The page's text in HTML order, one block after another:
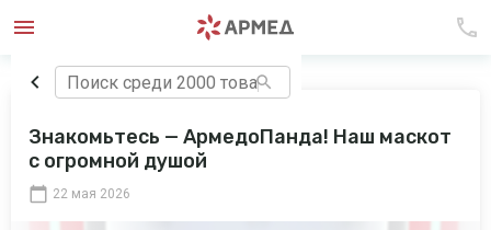
Знакомьтесь — АрмедоПанда! Наш маскот
с огромной душой
22 мая 2026